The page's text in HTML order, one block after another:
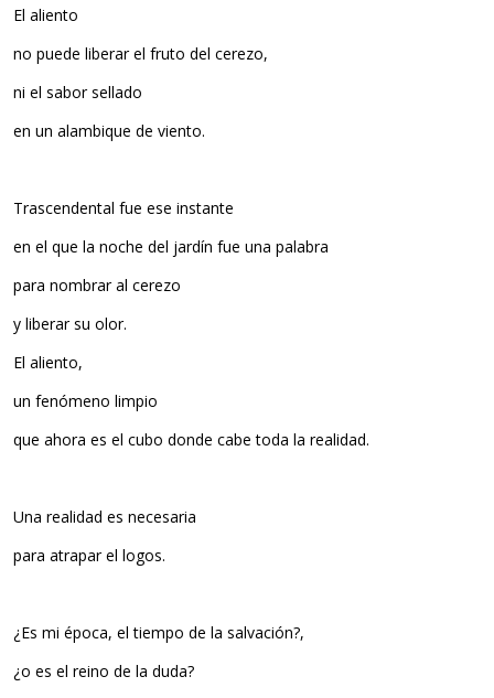
El aliento
no puede liberar el fruto del cerezo,
ni el sabor sellado
en un alambique de viento.
Trascendental fue ese instante
en el que la noche del jardín fue una palabra
para nombrar al cerezo
y liberar su olor.
El aliento,
un fenómeno limpio
que ahora es el cubo donde cabe toda la realidad.
Una realidad es necesaria
para atrapar el logos.
¿Es mi época, el tiempo de la salvación?,
¿o es el reino de la duda?